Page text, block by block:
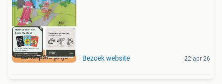
Scherpste prijs Bezoek website 22 apr 26